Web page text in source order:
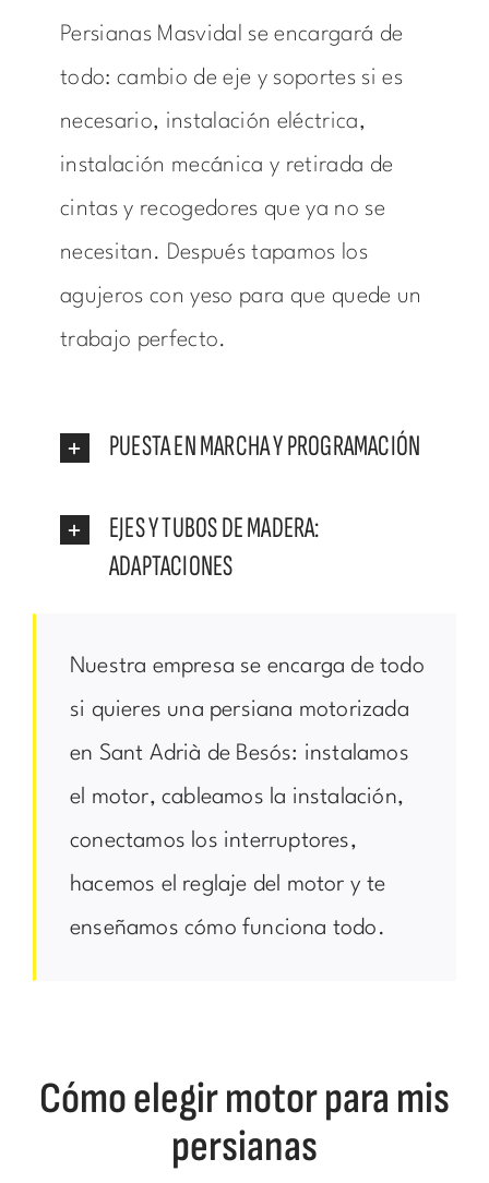
Persianas Masvidal se encargará de
todo: cambio de eje y soportes si es
necesario, instalación eléctrica,
instalación mecánica y retirada de
cintas y recogedores que ya no se
necesitan. Después tapamos los
agujeros con yeso para que quede un
trabajo perfecto.
PUESTA EN MARCHA Y PROGRAMACIÓN
EJES Y TUBOS DE MADERA:
ADAPTACIONES
Nuestra empresa se encarga de todo
si quieres una persiana motorizada
en Sant Adrià de Besós: instalamos
el motor, cableamos la instalación,
conectamos los interruptores,
hacemos el reglaje del motor y te
enseñamos cómo funciona todo.
Cómo elegir motor para mis
persianas